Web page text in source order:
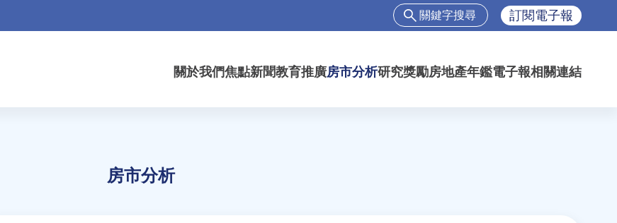
搜
表
單
搜
尋
訂閱電子報
關於我們焦點新聞教育推廣房市分析研究獎勵房地產年鑑電子報相關連結
房市分析